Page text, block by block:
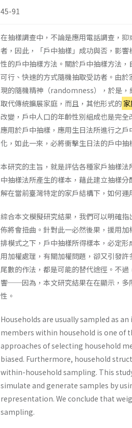
45-91
在抽樣調查中，不論是應用電話調查，
者，因此，「戶中抽樣」成功與否，影
性的戶中抽樣方法。關於戶中抽樣方法
可行、快速的方式隨機抽取受訪者。由
現的隨機精神（randomness），於是
取代傳統擴展家庭，而且，其他形式的
改變，戶中人口的年齡性別組成也是完
應用於戶中抽樣，應用生日法所進行之
化，如此一來，必將衝擊生日法的戶中抽
本研究的主旨，就是評估各種家戶抽樣
中抽樣法所產生的樣本，藉此建立抽樣
解在當前臺灣特定的家戶結構下，如何
綜合本文模擬研究結果，我們可以明確
佈將會扭曲。針對此一必然後果，援用
排模式之下，戶中抽樣所得樣本，必定
用加權處理，有關加權問題，卻又引發
尾數的作法，都是可能的替代途徑。不
響──因為，本文研究結果在在顯示，多
性。
Households are usually sampled as
members within household is one of
approaches of selecting household
biased. Furthermore, household
within-household sampling. This
simulate and generate samples by
representation. We conclude that
sampling.